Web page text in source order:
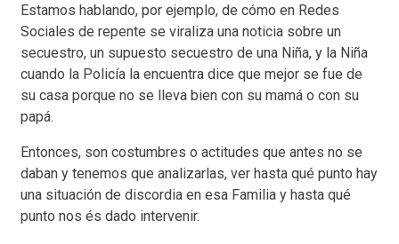
Estamos hablando, por ejemplo, de cómo en Redes
Sociales de repente se viraliza una noticia sobre un
secuestro, un supuesto secuestro de una Niña, y la Niña
cuando la Policía la encuentra dice que mejor se fue de
su casa porque no se lleva bien con su mamá o con su
papá.
Entonces, son costumbres o actitudes que antes no se
daban y tenemos que analizarlas, ver hasta qué punto hay
una situación de discordia en esa Familia y hasta qué
punto nos és dado intervenir.